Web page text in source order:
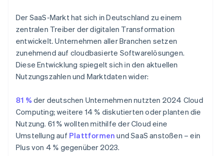
Der SaaS-Markt hat sich in Deutschland zu einem
zentralen Treiber der digitalen Transformation
entwickelt. Unternehmen aller Branchen setzen
zunehmend auf cloudbasierte Softwarelösungen.
Diese Entwicklung spiegelt sich in den aktuellen
Nutzungszahlen und Marktdaten wider:
81 % der deutschen Unternehmen nutzten 2024 Cloud
Computing; weitere 14 % diskutierten oder planten die
Nutzung. 61 % wollten mithilfe der Cloud eine
Umstellung auf Plattformen und SaaS anstoßen – ein
Plus von 4 % gegenüber 2023.